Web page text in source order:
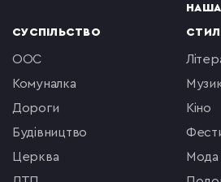
НАША
СУСПІЛЬСТВО
ООС
комуналка
Дороги
будівництво
церква
кіно
мода